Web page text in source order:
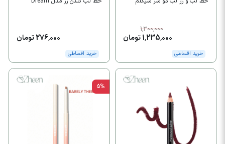
1,300,000
1,235,000 تومان
خرید اقساطی
276,000 تومان
خرید اقساطی
5%